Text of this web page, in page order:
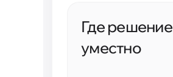
Где решение
уместно